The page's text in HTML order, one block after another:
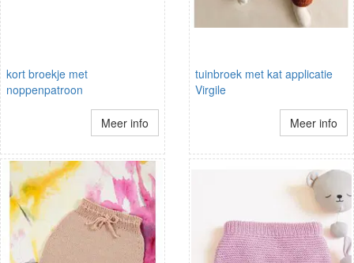
kort broekje met
noppenpatroon
Meer info
tuinbroek met kat applicatie
Virgile
Meer info